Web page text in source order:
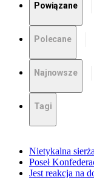
Powiązane
Polecane
Najnowsze
Tagi
Nietykalna
Poseł
Jest reakcja na